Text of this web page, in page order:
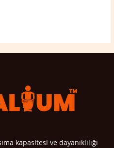
kapasitesi ve dayanıklılığı